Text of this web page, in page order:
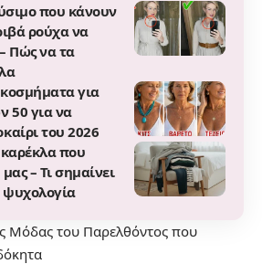
που κάνουν
ρούχα να
Πώς να τα
για
50 για να
του 2026
που
– Τι σημαίνει
Μόδας του Παρελθόντος που